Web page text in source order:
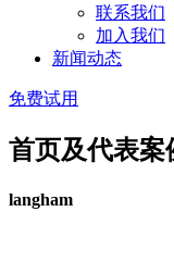
联系我们
加入我们
新闻动态
免费试用
首页及代表
langham